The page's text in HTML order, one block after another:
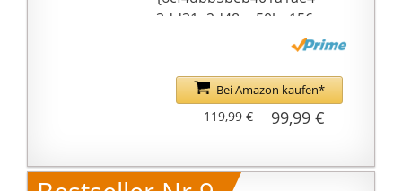
3dd31e2d48ee50ba156
028286c7d5399f80d4f9
Solarpanel】 Das
kabellose Design sorgt
für eine einfache und
Diese Akku
Bei Amazon kaufen*
99,99 €
119,99 €